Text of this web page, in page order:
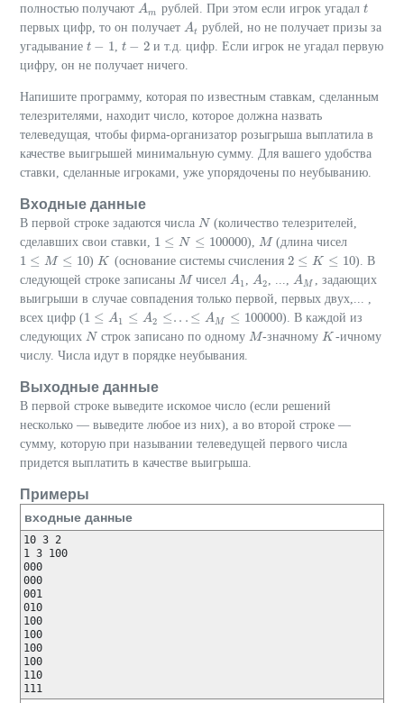
полностью получают Am
Am рублей. При этом если игрок угадал t
t
первых цифр, то он получает At
At рублей, но не получает призы за
угадывание t − 1
t−1 ,t − 2
t−2
и т.д. цифр. Если игрок не угадал первую
цифру, он не получает ничего.
Напишите программу, которая по известным ставкам, сделанным
телезрителями, находит число, которое должна назвать
телеведущая, чтобы фирма-организатор розыгрыша выплатила в
качестве выигрышей минимальную сумму. Для вашего удобства
ставки, сделанные игроками, уже упорядочены по неубыванию.
Входные данные
В первой строке задаются числа N
N (количество телезрителей,
сделавших свои ставки, 1 ≤ N ≤ 100000
1 ≤N ≤100000 ), M
M (длина чисел
1 ≤ M ≤ 10
1 ≤M ≤10 )K
K (основание системы счисления 2 ≤ K ≤ 10
2≤K ≤10
). В
следующей строке записаны M
M чиселA1
A1 ,A2
A2, ...,AM
AM , задающих
выигрыши в случае совпадения только первой, первых двух,... ,
всех цифр (1 ≤ A1 ≤ A2 ≤. . . ≤ AM ≤ 100000
1 ≤A 1≤A 2≤ ...≤ AM≤ 100000
). В каждой из
следующих N
N строк записано по одномуM
M -значномуK
K -ичному
числу. Числа идут в порядке неубывания.
Выходные данные
В первой строке выведите искомое число (если решений
несколько — выведите любое из них), а во второй строке —
сумму, которую при назывании телеведущей первого числа
придется выплатить в качестве выигрыша.
Примеры
входные данные
10 3 2
1 3 100
000
000
001
010
100
100
100
100
110